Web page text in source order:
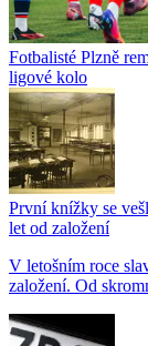
Fotbalisté Plzně
ligové kolo
První knížky se
let od založení
V letošním roce
založení. Od